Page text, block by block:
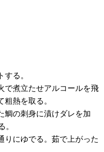
る。
で煮立たせアルコールを飛
熱を取る。
鯛の刺身に漬けダレを加
。
りにゆでる。茹で上がった